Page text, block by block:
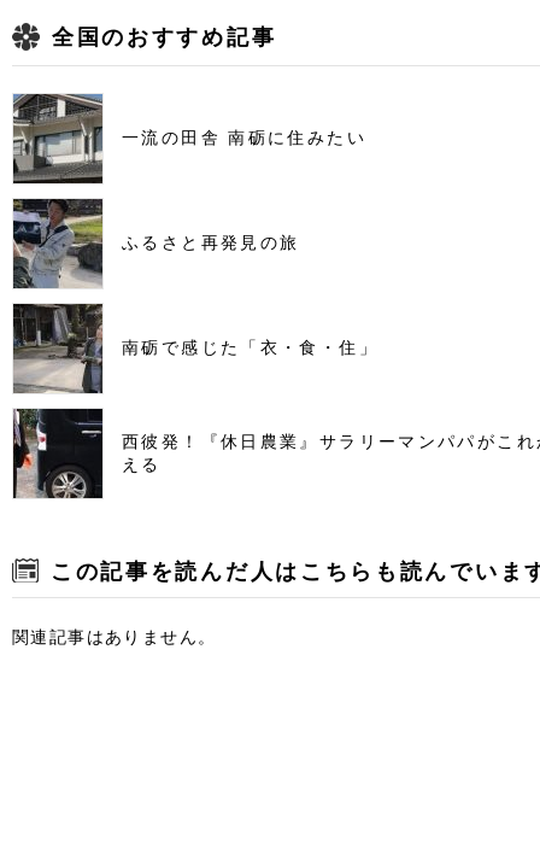
全国のおすすめ記事
一流の田舎 南砺に住みたい
ふるさと再発見の旅
南砺で感じた「衣・食・住」
西彼発！『休日農業』サラリーマンパパがこ
える
この記事を読んだ人はこちらも読んでいま
関連記事はありません。